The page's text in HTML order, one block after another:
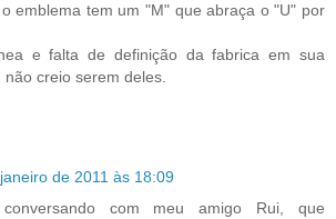
emblema tem um "M" que abraça o "U" por
e falta de definição da fabrica em sua
creio serem deles.
de 2011 às 18:09
com meu amigo Rui, que